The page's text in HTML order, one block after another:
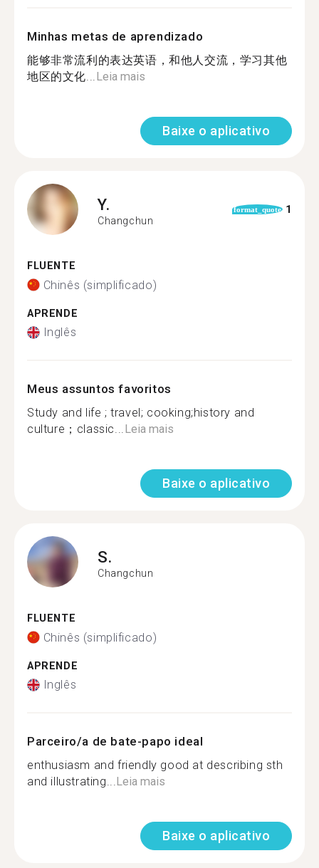
Minhas metas de aprendizado
能够非常流利的表达英语，和他人交流，学习其他
地区的文化...Leia mais
Baixe o aplicativo
Y.
Changchun
format_quote 1
FLUENTE
Chinês (simplificado)
APRENDE
Inglês
Meus assuntos favoritos
Study and life ; travel; cooking;history and
culture；classic...Leia mais
Baixe o aplicativo
S.
Changchun
FLUENTE
Chinês (simplificado)
APRENDE
Inglês
Parceiro/a de bate-papo ideal
enthusiasm and friendly good at describing sth
and illustrating...Leia mais
Baixe o aplicativo